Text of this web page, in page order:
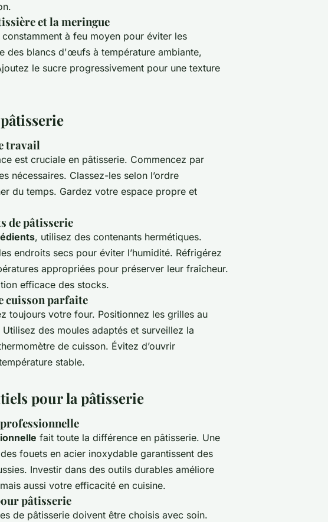
et la meringue
à feu moyen pour éviter les
des blancs d'œufs à température ambiante,
le sucre progressivement pour une texture
travail
est cruciale en pâtisserie. Commencez par
nécessaires. Classez-les selon l’ordre
du temps. Gardez votre espace propre et
de pâtisserie
, utilisez des contenants hermétiques.
endroits secs pour éviter l’humidité. Réfrigérez
appropriées pour préserver leur fraîcheur.
efficace des stocks.
cuisson parfaite
toujours votre four. Positionnez les grilles au
des moules adaptés et surveillez la
de cuisson. Évitez d’ouvrir
stable.
pour la pâtisserie
fait toute la différence en pâtisserie. Une
fouets en acier inoxydable garantissent des
Investir dans des outils durables améliore
aussi votre efficacité en cuisine.
pâtisserie
de pâtisserie doivent être choisis avec soin.